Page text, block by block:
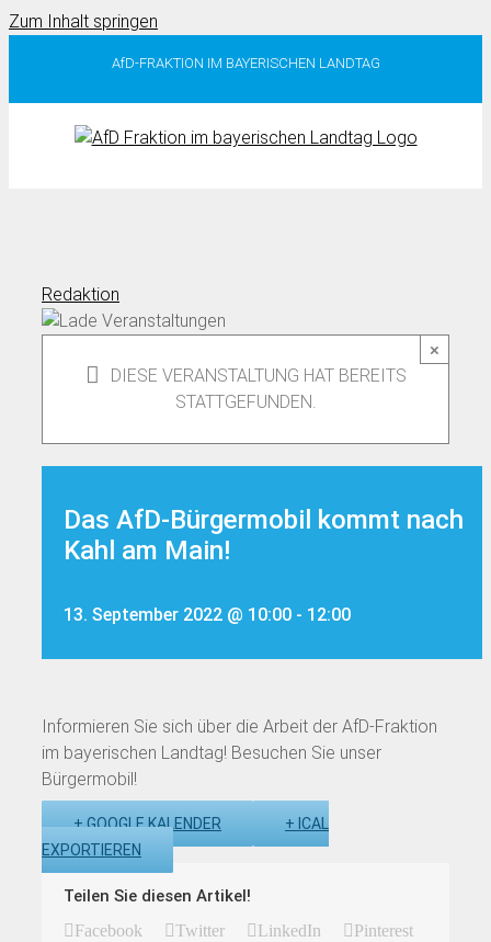
Zum Inhalt springen
AfD-FRAKTION IM BAYERISCHEN LANDTAG
Redaktion
×
DIESE VERANSTALTUNG HAT BEREITS
STATTGEFUNDEN.
Das AfD-Bürgermobil kommt nach
Kahl am Main!
13. September 2022 @ 10:00 - 12:00
Informieren Sie sich über die Arbeit der AfD-Fraktion
im bayerischen Landtag! Besuchen Sie unser
Bürgermobil!
+ GOOGLE KALENDER
+ ICAL
EXPORTIEREN
Teilen Sie diesen Artikel!
Facebook Twitter LinkedIn
Pinterest